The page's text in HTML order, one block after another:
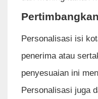
Personalisasi isi
penerima atau
penyesuaian ini
Personalisasi juga